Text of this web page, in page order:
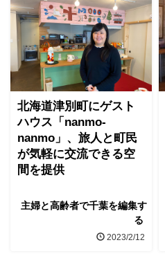
北海道津別町にゲスト
ハウス「nanmo-
nanmo」、旅人と町民
が気軽に交流できる空
間を提供
主婦と高齢者で千葉を編集す
る
2023/2/12